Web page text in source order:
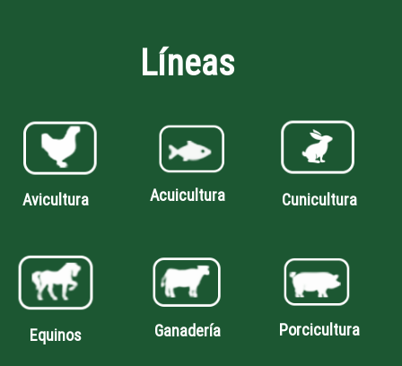
Líneas
Avicultura Acuicultura Cunicultura
Equinos Ganadería Porcicultura